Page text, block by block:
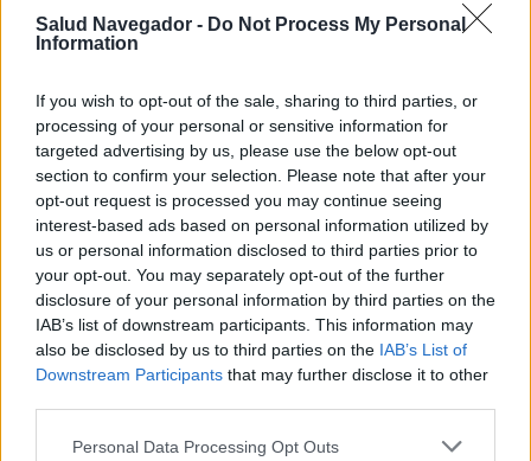
Salud Navegador - Do Not Process My Personal
Information
If you wish to opt-out of the sale, sharing to third parties, or
processing of your personal or sensitive information for
targeted advertising by us, please use the below opt-out
section to confirm your selection. Please note that after your
opt-out request is processed you may continue seeing
interest-based ads based on personal information utilized by
us or personal information disclosed to third parties prior to
your opt-out. You may separately opt-out of the further
disclosure of your personal information by third parties on the
IAB’s list of downstream participants. This information may
also be disclosed by us to third parties on the IAB’s List of
Downstream Participants that may further disclose it to other
Please note that this website/app uses one or more Google
Personal Data Processing Opt Outs
Afecciones como las alergias y otras infecciones de
las vías respiratorias altas pueden aumentar los
niveles de mucosidad en la nariz, provocando la
formación de más mocos y dando lugar alhurgado
nasal. Para algunas personas, hurgarse la nariz es un
hábito nervioso. Para otras, se convierte en un
comportamiento compulsivo.
Aunque hurgarselanariz suele ser inofensivo,
conlleva algunos riesgos. Los efectos secundarios
pueden incluir: